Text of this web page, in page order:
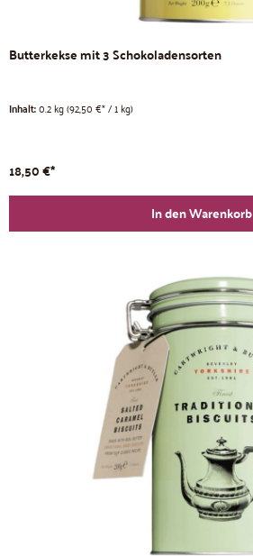
Butterkekse mit 3 Schokoladensorten
Inhalt:0.2 kg(92,50 €* / 1 kg)
18,50 €*
In den Warenkorb